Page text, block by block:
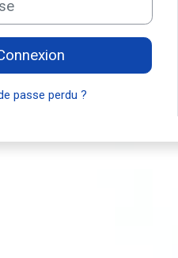
passe perdu ?